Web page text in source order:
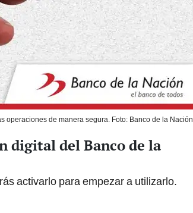
operaciones de manera segura. Foto: Banco de la Nación
digital del Banco de la
activarlo para empezar a utilizarlo.